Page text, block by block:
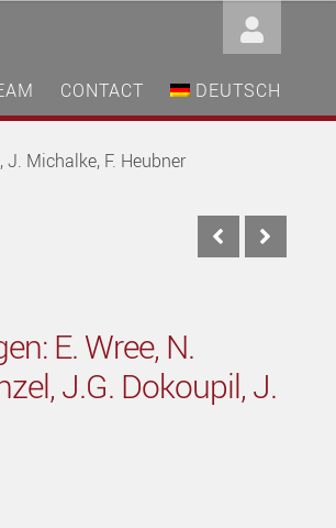
CONTACT DEUTSCH
Michalke, F. Heubner
E. Wree, N.
J.G. Dokoupil, J.